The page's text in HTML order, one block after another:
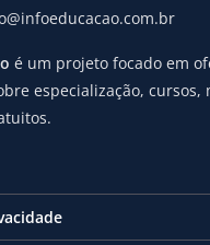
é um projeto focado em
especialização, cursos,